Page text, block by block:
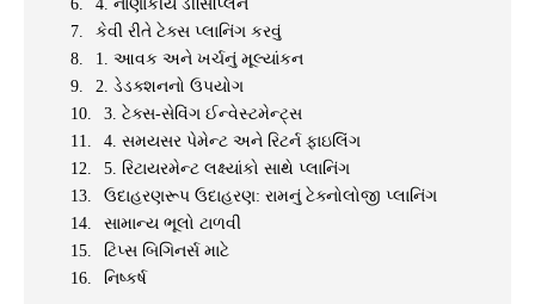
4. નાણાકીય ડીસિપ્લિન
કેવી રીતે ટેક્સ પ્લાનિંગ કરવું
1. આવક અને ખર્ચનું મૂલ્યાંકન
2. ડેડક્શનનો ઉપયોગ
3. ટેક્સ-સેવિંગ ઈન્વેસ્ટમેન્ટ્સ
4. સમયસર પેમેન્ટ અને રિટર્ન ફાઇલિંગ
5. રિટાયરમેન્ટ લક્ષ્યાંકો સાથે પ્લાનિંગ
ઉદાહરણરૂપ ઉદાહરણ: રામનું ટેક્નોલોજી પ્લાનિંગ
સામાન્ય ભૂલો ટાળવી
ટિપ્સ બિગિનર્સ માટે
નિષ્કર્ષ